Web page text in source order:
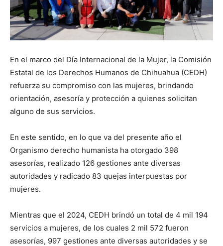
En el marco del Día Internacional de la Mujer, la Comisión
Estatal de los Derechos Humanos de Chihuahua (CEDH)
refuerza su compromiso con las mujeres, brindando
orientación, asesoría y protección a quienes solicitan
alguno de sus servicios.
En este sentido, en lo que va del presente año el
Organismo derecho humanista ha otorgado 398
asesorías, realizado 126 gestiones ante diversas
autoridades y radicado 83 quejas interpuestas por
mujeres.
Mientras que el 2024, CEDH brindó un total de 4 mil 194
servicios a mujeres, de los cuales 2 mil 572 fueron
asesorías, 997 gestiones ante diversas autoridades y se